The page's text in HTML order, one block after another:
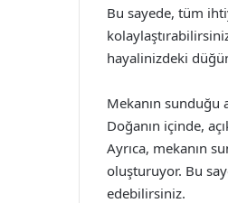
Bu sayede, tüm
hayalinizdeki
Mekanın sunduğu
Doğanın içinde,
Ayrıca, mekanın
oluşturuyor. Bu
edebilirsiniz.